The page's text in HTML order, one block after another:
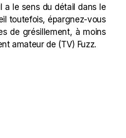
a le sens du détail dans le
toutefois, épargnez-vous
de grésillement, à moins
amateur de (TV) Fuzz.